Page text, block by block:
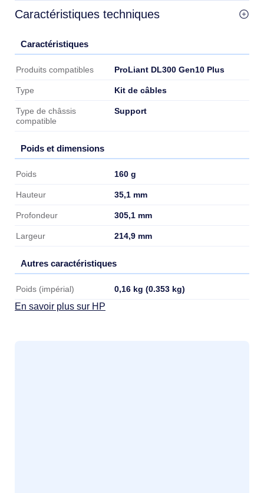
Caractéristiques techniques
Caractéristiques
Caractéristiques
Produits compatibles ProLiant DL300 Gen10 Plus
Type Kit de câbles
Type de châssis
compatible
Support
Poids et dimensions
Poids et dimensions
Poids 160 g
Hauteur 35,1 mm
Profondeur 305,1 mm
Largeur 214,9 mm
Autres caractéristiques
Autres caractéristiques
Poids (impérial) 0,16 kg (0.353 kg)
En savoir plus sur HP